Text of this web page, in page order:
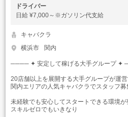
ドライバー
日給 ¥7,000～※ガソリン代支給
キャバクラ
横浜市
関内
──── ✦ 安定して稼げる大手グループ ✦
20店舗以上を展開する大手グループが運
関内エリアの人気キャバクラでスタッフ募
未経験でも安心してスタートできる環境が
スキルゼロでもいきなり